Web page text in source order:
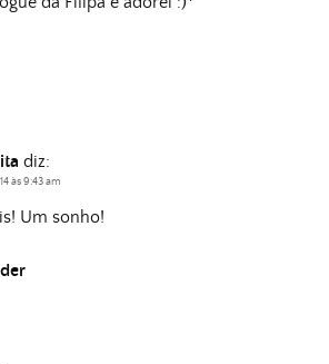
diz:
às 9:43 am
Um sonho!